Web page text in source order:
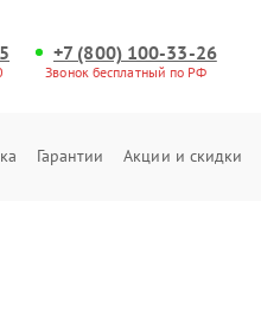
+7 (800) 100-33-26
Звонок бесплатный по РФ
Гарантии Акции и скидки